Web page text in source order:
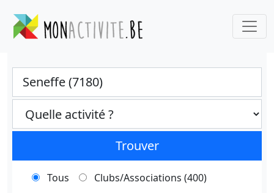
Trouver
Tous Clubs/Associations (400)